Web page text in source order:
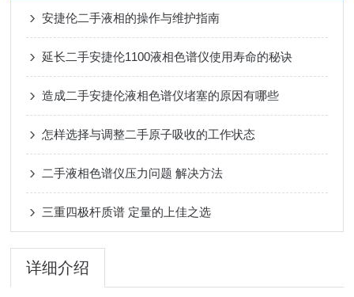
安捷伦二手液相的操作与维护指南
延长二手安捷伦1100液相色谱仪使用寿命的秘诀
造成二手安捷伦液相色谱仪堵塞的原因有哪些
怎样选择与调整二手原子吸收的工作状态
二手液相色谱仪压力问题 解决方法
三重四极杆质谱 定量的上佳之选
详细介绍